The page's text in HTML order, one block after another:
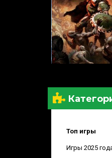
Топ игры
Игры 2025